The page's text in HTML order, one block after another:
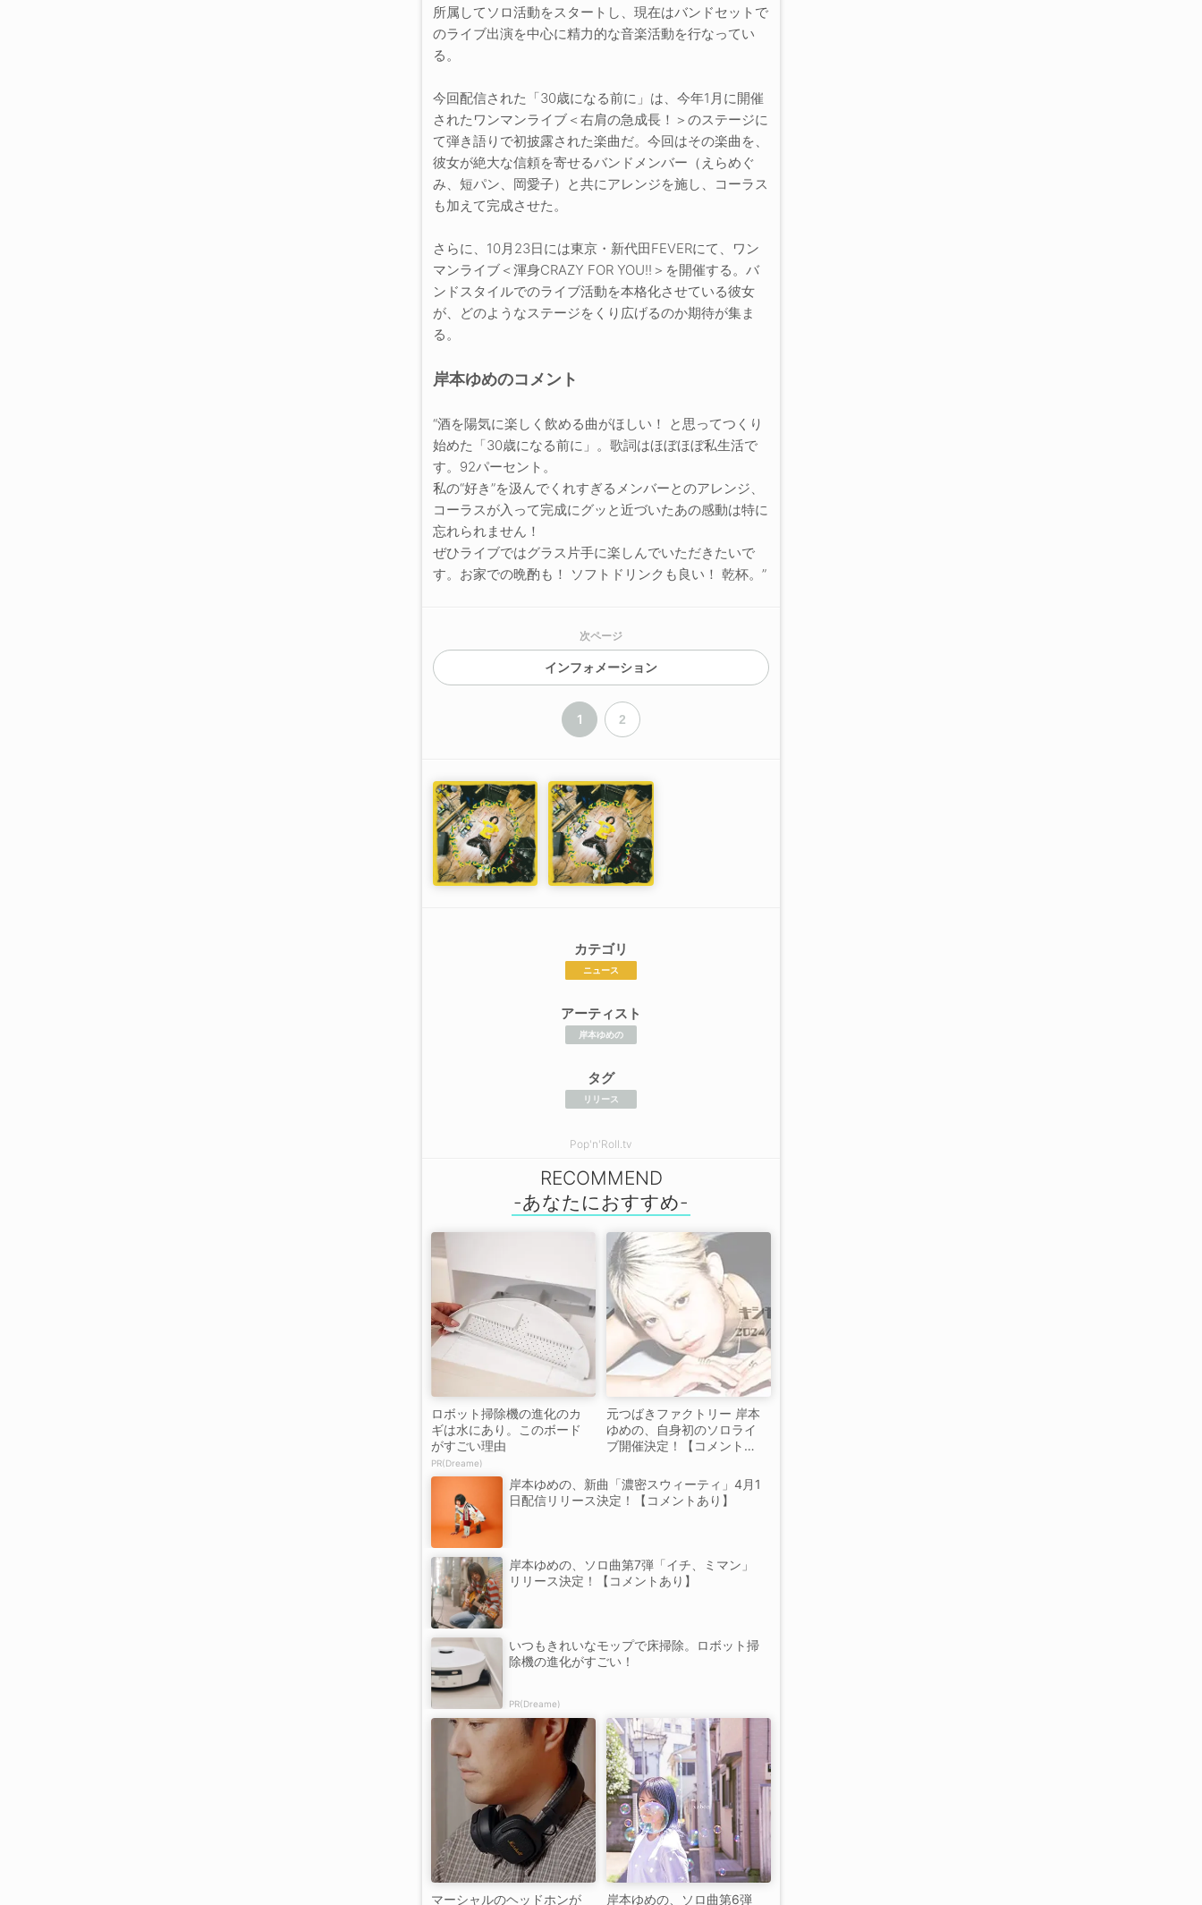
所属してソロ活動をスタートし、現在はバンドセットで
のライブ出演を中心に精力的な音楽活動を行なってい
る。
今回配信された「30歳になる前に」は、今年1月に開催
されたワンマンライブ＜右肩の急成長！＞のステージに
て弾き語りで初披露された楽曲だ。今回はその楽曲を、
彼女が絶大な信頼を寄せるバンドメンバー（えらめぐ
み、短パン、岡愛子）と共にアレンジを施し、コーラス
も加えて完成させた。
さらに、10月23日には東京・新代田FEVERにて、ワン
マンライブ＜渾身CRAZY FOR YOU!!＞を開催する。バ
ンドスタイルでのライブ活動を本格化させている彼女
が、どのようなステージをくり広げるのか期待が集ま
る。
岸本ゆめのコメント
“酒を陽気に楽しく飲める曲がほしい！ と思ってつくり
始めた「30歳になる前に」。歌詞はほぼほぼ私生活で
す。92パーセント。
私の“好き”を汲んでくれすぎるメンバーとのアレンジ、
コーラスが入って完成にグッと近づいたあの感動は特に
忘れられません！
ぜひライブではグラス片手に楽しんでいただきたいで
す。お家での晩酌も！ ソフトドリンクも良い！ 乾杯。”
次ページ
インフォメーション
1 2
カテゴリ
ニュース
アーティスト
岸本ゆめの
タグ
リリース
Pop'n'Roll.tv
RECOMMEND
ロボット掃除機の進化のカ
ギは水にあり。このボード
がすごい理由
PR(Dreame)
元つばきファクトリー 岸本
ゆめの、自身初のソロライ
ブ開催決定！【コメントあ
岸本ゆめの、新曲「濃密スウィーティ」4月1
日配信リリース決定！【コメントあり】
岸本ゆめの、ソロ曲第7弾「イチ、ミマン」
リリース決定！【コメントあり】
いつもきれいなモップで床掃除。ロボット掃
除機の進化がすごい！
PR(Dreame)
マーシャルのヘッドホンが 岸本ゆめの、ソロ曲第6弾